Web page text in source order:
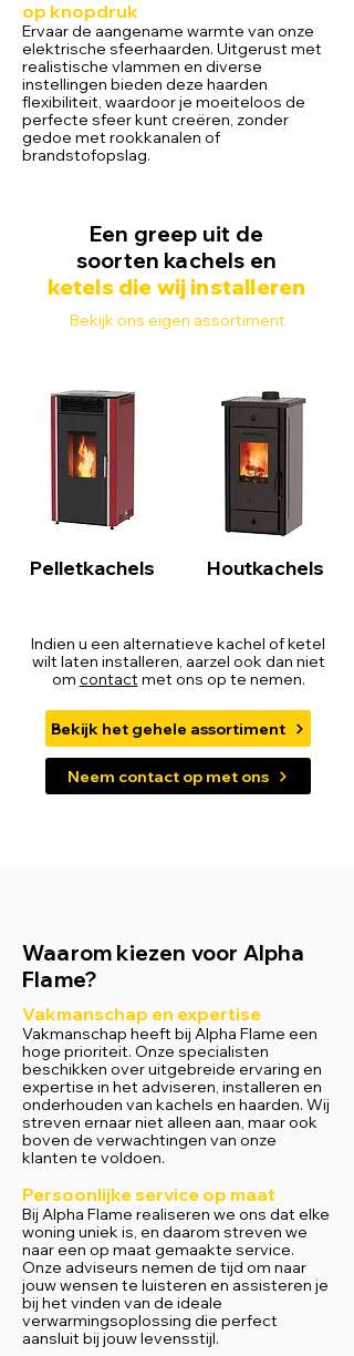
op knopdruk
Ervaar de aangename warmte van onze
elektrische sfeerhaarden. Uitgerust met
realistische vlammen en diverse
instellingen bieden deze haarden
flexibiliteit, waardoor je moeiteloos de
perfecte sfeer kunt creëren, zonder
gedoe met rookkanalen of
brandstofopslag.
Een greep uit de
soorten kachels en
ketels die wij installeren
Bekijk ons eigen assortiment
​Pelletkachels Houtkachels
Indien u een alternatieve kachel of ketel
wilt laten installeren, aarzel ook dan niet
om contact met ons op te nemen.
Bekijk het gehele assortiment
Neem contact op met ons
Waarom kiezen voor Alpha
Flame?
Vakmanschap en expertise
Vakmanschap heeft bij Alpha Flame een
hoge prioriteit. Onze specialisten
beschikken over uitgebreide ervaring en
expertise in het adviseren, installeren en
onderhouden van kachels en haarden. Wij
streven ernaar niet alleen aan, maar ook
boven de verwachtingen van onze
klanten te voldoen.
Persoonlijke service op maat
Bij Alpha Flame realiseren we ons dat elke
woning uniek is, en daarom streven we
naar een op maat gemaakte service.
Onze adviseurs nemen de tijd om naar
jouw wensen te luisteren en assisteren je
bij het vinden van de ideale
verwarmingsoplossing die perfect
aansluit bij jouw levensstijl.